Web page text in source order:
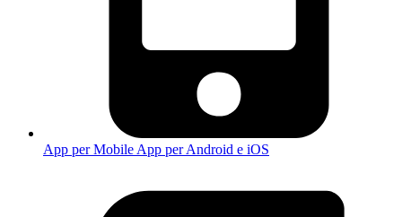
App per Mobile App per Android e iOS